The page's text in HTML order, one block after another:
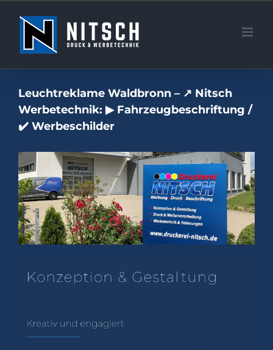
springen
Leuchtreklame Waldbronn – ↗️ Nitsch
Werbetechnik: ▶︎ Fahrzeugbeschriftung /
✔️ Werbeschilder